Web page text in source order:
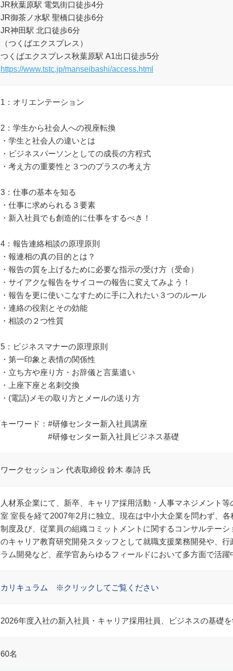
JR秋葉原駅 電気街口徒歩4分
JR御茶ノ水駅 聖橋口徒歩6分
JR神田駅 北口徒歩6分
（つくばエクスプレス）
つくばエクスプレス秋葉原駅 A1出口徒歩5分
https://www.tstc.jp/manseibashi/access.html
1：オリエンテーション
2：学生から社会人への視座転換
・学生と社会人の違いとは
・ビジネスパーソンとしての成長の方程式
・考え方の重要性と３つのプラスの考え方
3：仕事の基本を知る
・仕事に求められる３要素
・新入社員でも創造的に仕事をするべき！
4：報告連絡相談の原理原則
・報連相の真の目的とは？
・報告の質を上げるために必要な指示の受け方（受命）
・サイアクな報告をサイコーの報告に変えてみよう！
・報告を更に使いこなすために手に入れたい３つのルール
・連絡の役割とその効能
・相談の２つ性質
5：ビジネスマナーの原理原則
・第一印象と表情の関係性
・立ち方や座り方・お辞儀と言葉遣い
・上座下座と名刺交換
・(電話)メモの取り方とメールの送り方
キーワード：#研修センター新入社員講座
#研修センター新入社員ビジネス基礎
ワークセッション 代表取締役 鈴木 泰詩 氏
人材系企業にて、新卒、キャリア採用活動・人事マネジメント
室 室長を経て2007年2月に独立。現在は中小大企業を問わず、
制度及び、従業員の組織コミットメントに関するコンサルテー
のキャリア教育研究開発スタッフとして就職支援業務開発や、
ラム開発など、産学官あらゆるフィールドにおいて多方面で活躍
カリキュラム ※クリックしてご覧ください
2026年度入社の新入社員・キャリア採用社員、ビジネスの基礎
60名